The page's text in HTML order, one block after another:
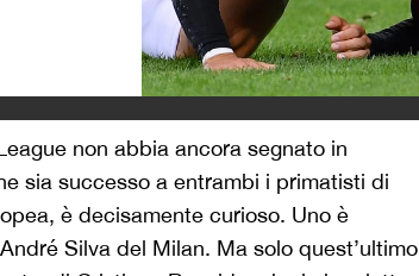
non abbia ancora segnato in
sia successo a entrambi i primatisti di
è decisamente curioso. Uno è
Silva del Milan. Ma solo quest’ultimo